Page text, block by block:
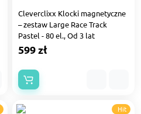
Cleverclixx Klocki magnetyczne
– zestaw Large Race Track
Pastel - 80 el., Od 3 lat
599 zł
Hit